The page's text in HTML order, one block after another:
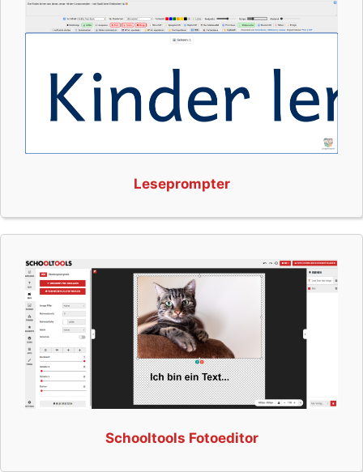
Leseprompter
Schooltools Fotoeditor